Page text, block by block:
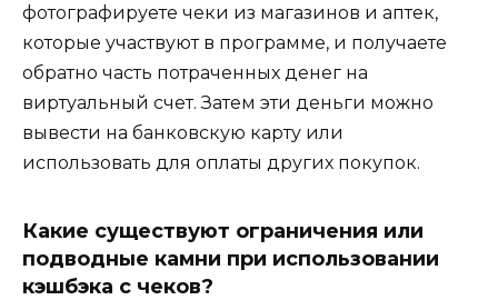
фотографируете чеки из магазинов и аптек,
которые участвуют в программе, и получаете
обратно часть потраченных денег на
виртуальный счет. Затем эти деньги можно
вывести на банковскую карту или
использовать для оплаты других покупок.
Какие существуют ограничения или
подводные камни при использовании
кэшбэка с чеков?